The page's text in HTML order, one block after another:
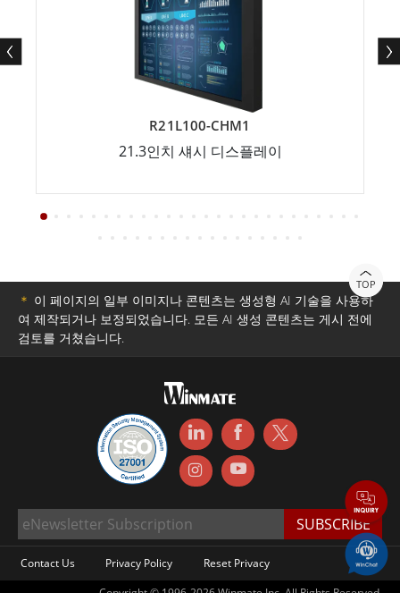
R21L100-CHM1
21.3인치 섀시 디스플레이
TOP
＊ 이 페이지의 일부 이미지나 콘텐츠는 생성형 AI 기술을 사용하
여 제작되거나 보정되었습니다. 모든 AI 생성 콘텐츠는 게시 전에
검토를 거쳤습니다.
Contact Us Privacy Policy
Reset Privacy